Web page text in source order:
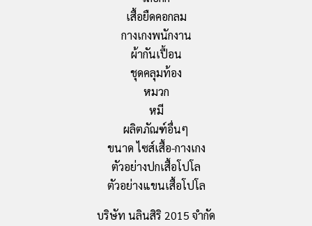
เสื้อยืดคอกลม
กางเกงพนักงาน
ผ้ากันเปื้อน
ชุดคลุมท้อง
หมวก
หมี
ผลิตภัณฑ์อื่นๆ
ขนาด ไซส์เสื้อ-กางเกง
ตัวอย่างปกเสื้อโปโล
ตัวอย่างแขนเสื้อโปโล
บริษัท นลินสิริ 2015 จำกัด